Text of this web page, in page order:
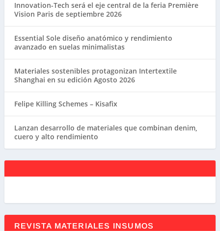
Innovation-Tech será el eje central de la feria Première
Vision Paris de septiembre 2026
Essential Sole diseño anatómico y rendimiento
avanzado en suelas minimalistas
Materiales sostenibles protagonizan Intertextile
Shanghai en su edición Agosto 2026
Felipe Killing Schemes – Kisafix
Lanzan desarrollo de materiales que combinan denim,
cuero y alto rendimiento
REVISTA MATERIALES INSUMOS